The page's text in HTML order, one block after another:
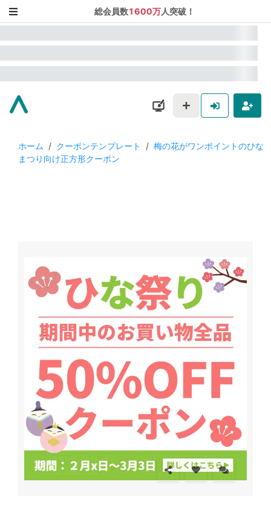
総会員数1600万人突破！
ホーム / クーポンテンプレート / 梅の花がワンポイントのひな
まつり向け正方形クーポン